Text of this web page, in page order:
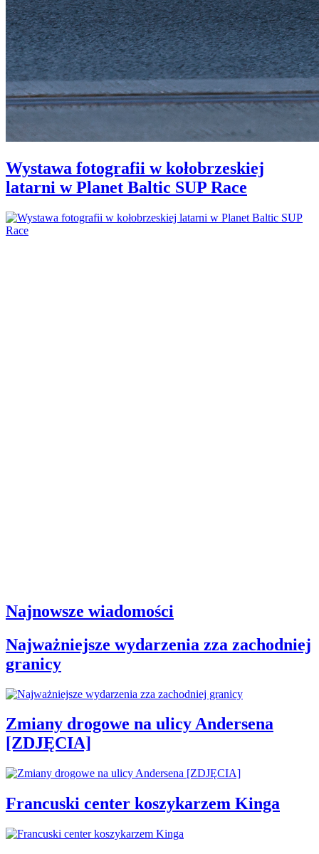
Wystawa fotografii w kołobrzeskiej
latarni w Planet Baltic SUP Race
Najnowsze wiadomości
Najważniejsze wydarzenia zza zachodniej
granicy
Zmiany drogowe na ulicy Andersena
[ZDJĘCIA]
Francuski center koszykarzem Kinga